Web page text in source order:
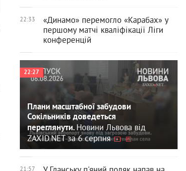
22:33
«Динамо» перемогло «Карабах» у
першому матчі кваліфікації Ліги
конференцій
22:27
Плани масштабної забудови
Сокільників доведеться
переглянути. Новини Львова від
ZAXID.NET за 6 серпня
21:57